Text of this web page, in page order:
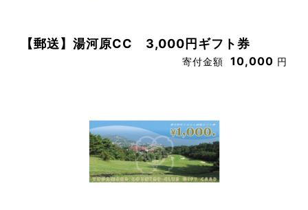
【郵送】湯河原CC 3,000円ギフト券
寄付金額 10,000 円